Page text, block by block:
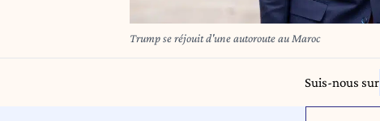
Trump se réjouit d'une autoroute au Maroc
Suis-nous sur